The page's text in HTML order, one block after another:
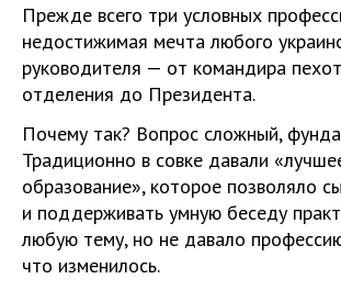
Прежде всего три условных
недостижимая мечта любого
руководителя — от командира
отделения до Президента.
Почему так? Вопрос сложный,
Традиционно в совке давали
образование», которое позволяло
и поддерживать умную беседу
любую тему, но не давало
что изменилось.